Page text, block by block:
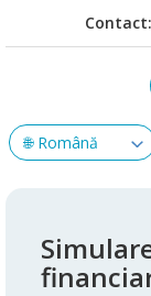
Contact: